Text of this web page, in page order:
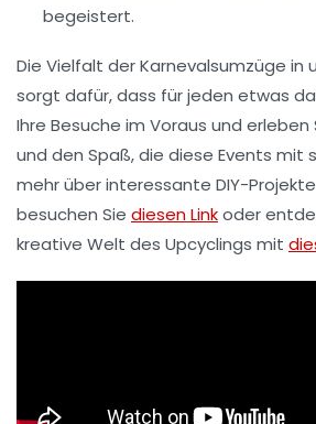
begeistert.
Die Vielfalt derKarnevalsumzüge in
sorgt dafür, dass für jeden etwas
Ihre Besuche im Voraus und erleben
und den Spaß, die diese Events mit
mehr über interessante DIY-
besuchen Sie diesen Linkoder
kreative Welt des Upcyclings mit